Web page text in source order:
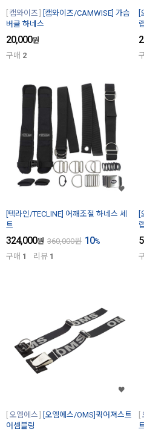
캠와이즈
[캠와이즈/CAMWISE] 가슴
버클 하네스
20,000원
구매 2
[텍라인/TECLINE] 어깨조절 하네스 세
트
324,000원 360,000원 10%
구매 1 리뷰 1
오엠에스
[오엠에스/OMS]퀵어져스트
어셈블링